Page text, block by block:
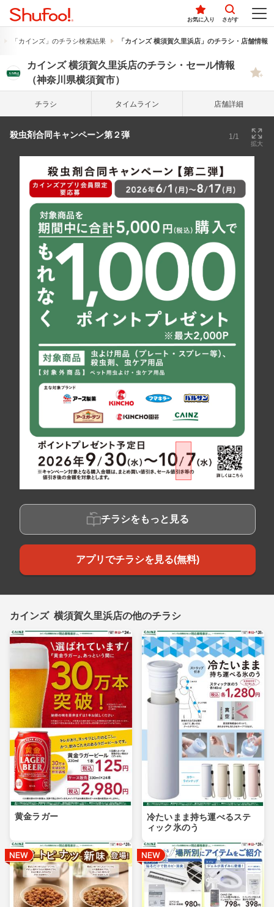
お気に入り さがす
「カインズ」のチラシ検索結果 「カインズ 横須賀久里浜店」のチラシ・店舗情報
カインズ 横須賀久里浜店のチラシ・セール情報
（神奈川県横須賀市）
チラシ タイム ライン 店舗詳細
殺虫剤合同キャンペーン第２弾 1/1
拡大
チラシをもっと見る
アプリでチラシを見る(無料)
カインズ 横須賀久里浜店の他のチラシ
黄金ラガー
冷たいまま持ち運べるステ
ィック氷のう